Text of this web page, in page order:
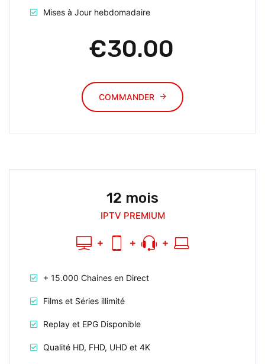
Mises à Jour hebdomadaire
€30.00
COMMANDER
12 mois
IPTV PREMIUM
+ 15.000 Chaines en Direct
Films et Séries illimité
Replay et EPG Disponible
Qualité HD, FHD, UHD et 4K